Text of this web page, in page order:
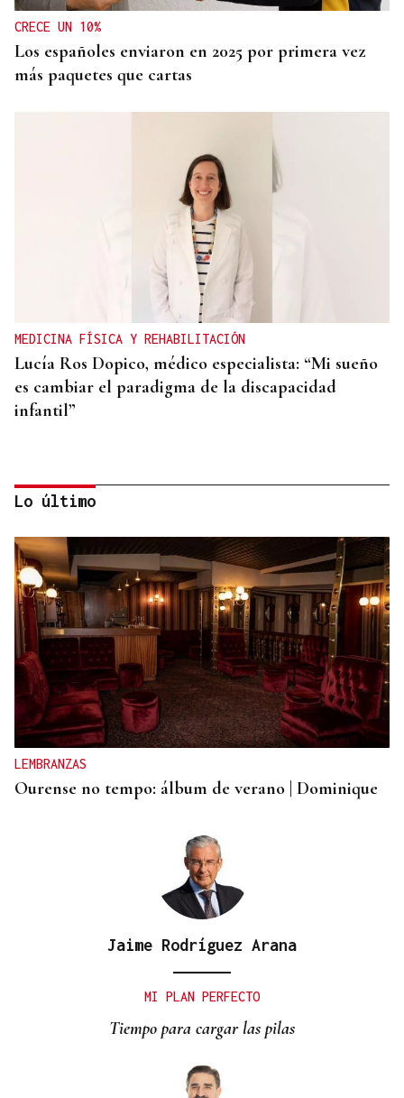
CRECE UN 10%
Los españoles enviaron en 2025 por primera vez
más paquetes que cartas
MEDICINA FÍSICA Y REHABILITACIÓN
Lucía Ros Dopico, médico especialista: “Mi sueño
es cambiar el paradigma de la discapacidad
infantil”
PREDICCIÓN METEOROLÓGICA
La estadística sugiere que no habrá nubes el día
del eclipse
Lo último
LEMBRANZAS
Ourense no tempo: álbum de verano | Dominique
Jaime Rodríguez Arana
MI PLAN PERFECTO
Tiempo para cargar las pilas